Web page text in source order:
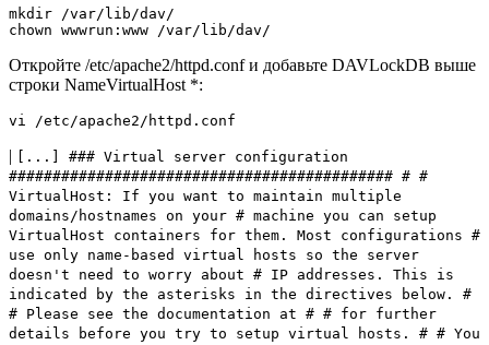
mkdir /var/lib/dav/
chown wwwrun:www /var/lib/dav/
Откройте /etc/apache2/httpd.conf и добавьте DAVLockDB выше
строки NameVirtualHost *:
vi /etc/apache2/httpd.conf
| [...] ### Virtual server configuration
############################################ # #
VirtualHost: If you want to maintain multiple
domains/hostnames on your # machine you can setup
VirtualHost containers for them. Most configurations #
use only name-based virtual hosts so the server
doesn't need to worry about # IP addresses. This is
indicated by the asterisks in the directives below. #
# Please see the documentation at # # for further
details before you try to setup virtual hosts. # # You